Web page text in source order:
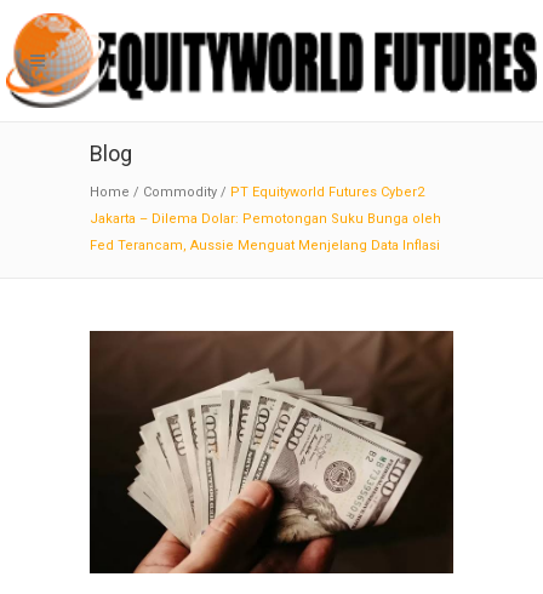
Blog
Home / Commodity / PT Equityworld Futures Cyber2
Jakarta – Dilema Dolar: Pemotongan Suku Bunga oleh
Fed Terancam, Aussie Menguat Menjelang Data Inflasi